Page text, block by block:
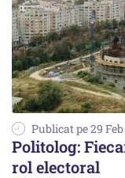
Publicat pe 29
Politolog:
rol electoral